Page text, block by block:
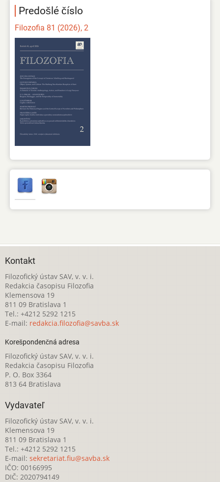
Predošlé číslo
Filozofia 81 (2026), 2
Kontakt
Filozofický ústav SAV, v. v. i.
Redakcia časopisu Filozofia
Klemensova 19
811 09 Bratislava 1
Tel.: +4212 5292 1215
E-mail: redakcia.filozofia@savba.sk
Korešpondenčná adresa
Filozofický ústav SAV, v. v. i.
Redakcia časopisu Filozofia
P. O. Box 3364
813 64 Bratislava
Vydavateľ
Filozofický ústav SAV, v. v. i.
Klemensova 19
811 09 Bratislava 1
Tel.: +4212 5292 1215
E-mail: sekretariat.fiu@savba.sk
IČO: 00166995
DIČ: 2020794149